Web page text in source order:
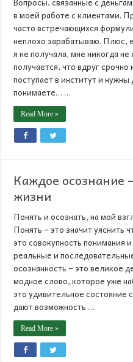
в моей работе с клиентами.
часто встречающихся
неплохо зарабатываю. Плюс,
я не получала, мне никогда не
получается, что вдруг
поступает в институт и
понимаете… …
Read More »
Каждое осознание
жизни
Понять и осознать, на мой
Понять – это значит уяснить
это совокупность понимания
реальные и
осознанность – это великое
модное слово, которое уже
это удивительное состояние
дают возможность …
Read More »